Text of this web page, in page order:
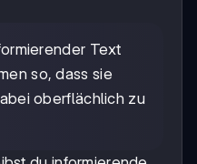
Text
so, dass sie
oberflächlich zu